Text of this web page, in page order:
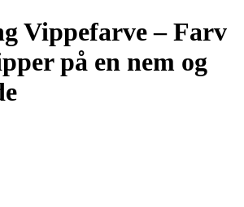
Vippefarve – Farv
på en nem og